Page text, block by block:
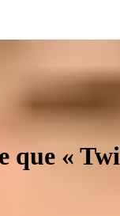
que «